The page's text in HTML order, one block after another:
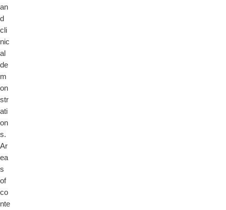
an
d
cli
nic
al
de
m
on
str
ati
on
s.
Ar
ea
s
of
co
nte